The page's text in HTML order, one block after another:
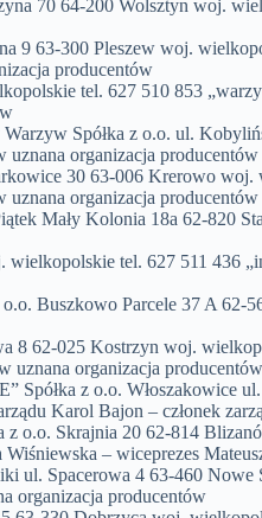
70 64-200 Wolsztyn woj.
63-300 Pleszew woj.
producentów
tel. 627 510 853
Spółka z o.o. ul.
uznana organizacja producentów
30 63-006 Krerowo
uznana organizacja producentów
Mały Kolonia 18a 62-820
tel. 627 511 436
Buszkowo Parcele 37 A
8 62-025 Kostrzyn woj.
uznana organizacja producentów
z o.o. Włoszakowice
Karol Bajon – członek
Skrajnia 20 62-814
– wiceprezes
ul. Spacerowa 4 63-460
organizacja producentów